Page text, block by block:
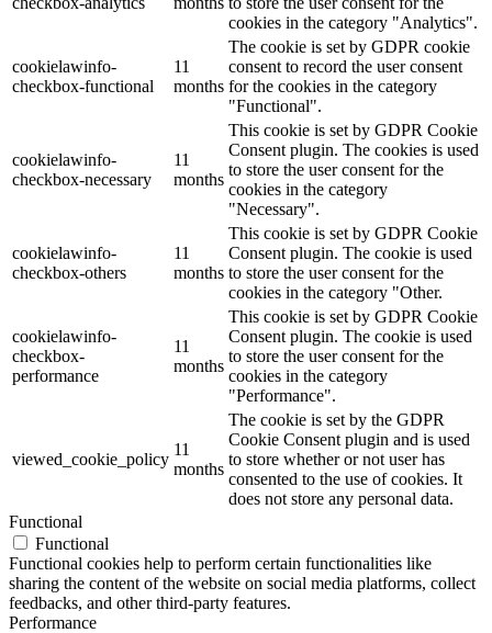
cookies in the category "Analytics".
cookielawinfo-
checkbox-functional
11
months
The cookie is set by GDPR cookie
consent to record the user consent
for the cookies in the category
"Functional".
cookielawinfo-
checkbox-necessary
11
months
This cookie is set by GDPR Cookie
Consent plugin. The cookies is used
to store the user consent for the
cookies in the category
"Necessary".
cookielawinfo-
checkbox-others
11
months
This cookie is set by GDPR Cookie
Consent plugin. The cookie is used
to store the user consent for the
cookies in the category "Other.
cookielawinfo-
checkbox-
performance
11
months
This cookie is set by GDPR Cookie
Consent plugin. The cookie is used
to store the user consent for the
cookies in the category
"Performance".
viewed_cookie_policy
11
months
The cookie is set by the GDPR
Cookie Consent plugin and is used
to store whether or not user has
consented to the use of cookies. It
does not store any personal data.
Functional
Functional
Functional cookies help to perform certain functionalities like
sharing the content of the website on social media platforms, collect
feedbacks, and other third-party features.
Performance